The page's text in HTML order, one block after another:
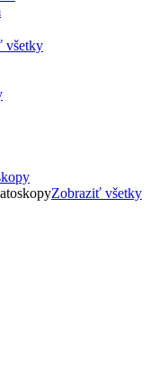
všetky
Zobraziť všetky